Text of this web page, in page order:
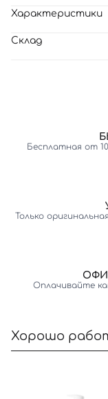
Характеристики
Склад
Бесплатная от
Только
Оплачивайте
Хорошо